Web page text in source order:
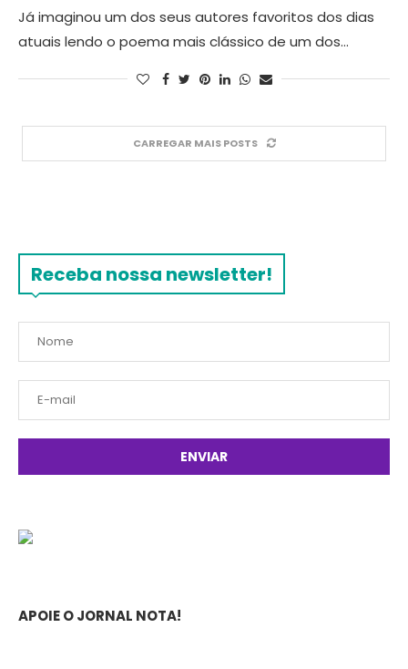
Já imaginou um dos seus autores favoritos dos dias
atuais lendo o poema mais clássico de um dos…
CARREGAR MAIS POSTS
Receba nossa newsletter!
APOIE O JORNAL NOTA!